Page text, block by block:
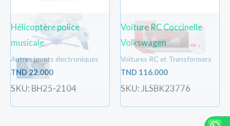
Hélicoptère police
musicale
Autres jouets électroniques
TND22.000
SKU: BH25-2104
Voiture RC Coccinelle
Volkswagen
Voitures RC et Transformers
TND 116.000
SKU: JLSBK23776